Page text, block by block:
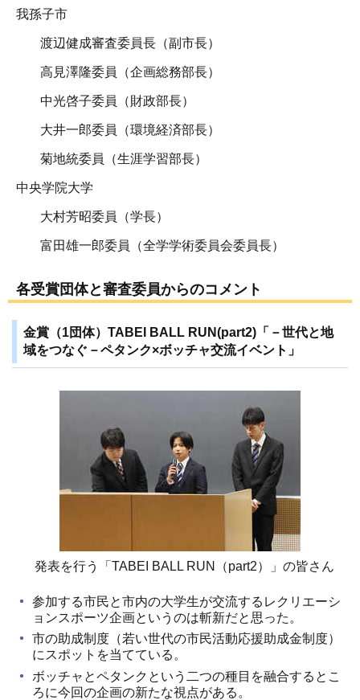
我孫子市
渡辺健成審査委員長（副市長）
高見澤隆委員（企画総務部長）
中光啓子委員（財政部長）
大井一郎委員（環境経済部長）
菊地統委員（生涯学習部長）
中央学院大学
大村芳昭委員（学長）
富田雄一郎委員（全学学術委員会委員長）
各受賞団体と審査委員からのコメント
金賞（1団体）TABEI BALL RUN(part2)「－世代と地
域をつなぐ－ペタンク×ボッチャ交流イベント」
発表を行う「TABEI BALL RUN（part2）」の皆さん
参加する市民と市内の大学生が交流するレクリエーシ
ョンスポーツ企画というのは斬新だと思った。
市の助成制度（若い世代の市民活動応援助成金制度）
にスポットを当てている。
ボッチャとペタンクという二つの種目を融合するとこ
ろに今回の企画の新たな視点がある。